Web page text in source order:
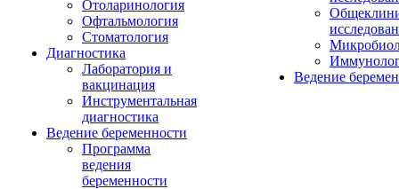
Отоларинология
Офтальмология
Стоматология
Диагностика
Лаборатория и
вакцинация
Инструментальная
диагностика
Ведение беременности
Программа
ведения
беременности
Ведение